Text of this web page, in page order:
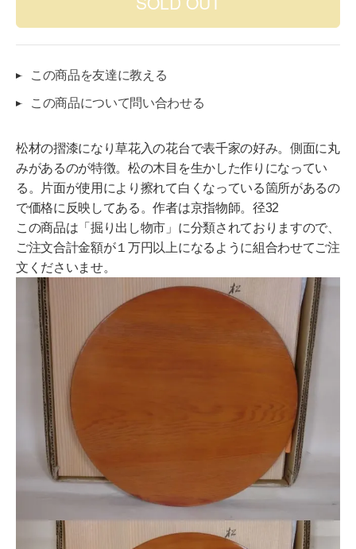
この商品を友達に教える
この商品について問い合わせる
松材の摺漆になり草花入の花台で表千家の好み。側面に丸
みがあるのが特徴。松の木目を生かした作りになってい
る。片面が使用により擦れて白くなっている箇所があるの
で価格に反映してある。作者は京指物師。径32
この商品は「掘り出し物市」に分類されておりますので、
ご注文合計金額が１万円以上になるように組合わせてご注
文くださいませ。